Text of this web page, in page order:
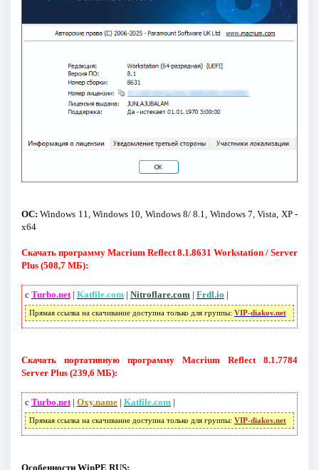
ОС: Windows 11, Windows 10, Windows 8/ 8.1, Windows 7, Vista, XP -
x64
Скачать программу Macrium Reflect 8.1.8631 Workstation / Server
Plus (508,7 МБ):
с Turbo.net| Katfile.com| Nitroflare.com| Frdl.io |
Прямая ссылка на скачивание доступна только для группы: VIP-diakov.net
Скачать портативную программу Macrium Reflect 8.1.7784
Server Plus (239,6 МБ):
с Turbo.net| Oxy.name| Katfile.com|
Прямая ссылка на скачивание доступна только для группы: VIP-diakov.net
Особенности WinPE RUS: